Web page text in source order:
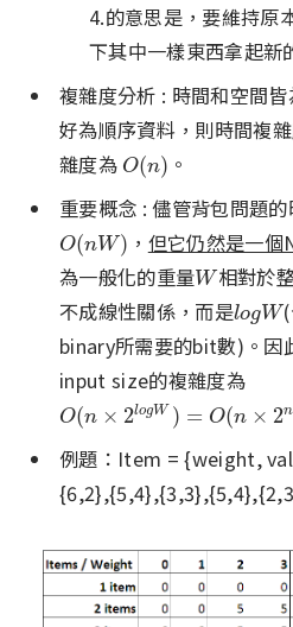
4.的意思是，要維持原
下其中一樣東西拿起新
複雜度分析 : 時間和空間皆
好為順序資料，則時間複
雜度為 O(n)
O(n) 。
重要概念 : 儘管背包問題
O(nW)
O(nW) ， 但它仍然是一個
為一般化的重量W
W 相對於
不成線性關係，而是logW
logW
binary所需要的bit數)。因
input size的複雜度為
O(n × 2logW ) = O(n × 2n
O(n×2 ogW) = O( n×2n)
例題：Item = {weight,